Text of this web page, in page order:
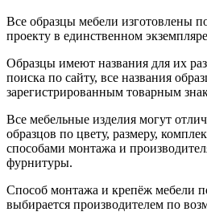
Все образцы мебели изготовлены
проекту в единственном
Образцы имеют названия для их
поиска по сайту, все названия
зарегистрированным товарным
Все мебельные изделия могут
образцов по цвету, размеру,
способами монтажа и
фурнитуры.
Способ монтажа и крепёж мебели
выбирается производителем по